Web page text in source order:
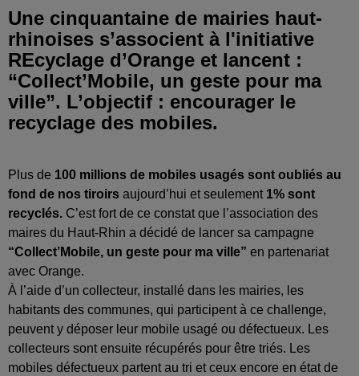
Une cinquantaine de mairies haut-
rhinoises s’associent à l'initiative
REcyclage d’Orange et lancent :
“Collect’Mobile, un geste pour ma
ville”. L’objectif : encourager le
recyclage des mobiles.
Plus de 100 millions de mobiles usagés sont oubliés au
fond de nos tiroirs aujourd’hui et seulement 1% sont
recyclés. C’est fort de ce constat que l’association des
maires du Haut-Rhin a décidé de lancer sa campagne
“Collect’Mobile, un geste pour ma ville” en partenariat
avec Orange.
À l’aide d’un collecteur, installé dans les mairies, les
habitants des communes, qui participent à ce challenge,
peuvent y déposer leur mobile usagé ou défectueux. Les
collecteurs sont ensuite récupérés pour être triés. Les
mobiles défectueux partent au tri et ceux encore en état de